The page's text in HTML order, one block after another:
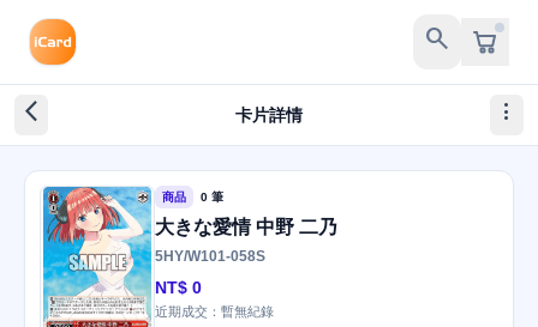
search
arrow_back_ios_new 卡片詳情 more_vert
商品 0 筆
大きな愛情 中野 二乃
5HY/W101-058S
NT$ 0
近期成交：暫無紀錄